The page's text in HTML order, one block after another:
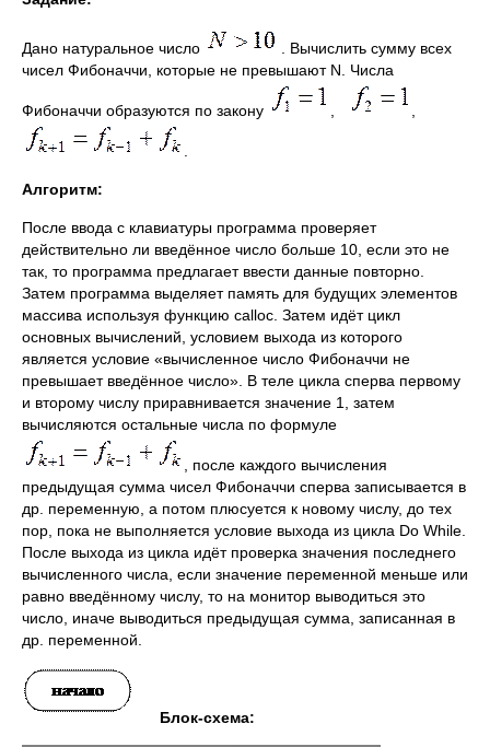
Дано натуральное число
. Вычислить сумму всех
чисел Фибоначчи, которые не превышают N. Числа
Фибоначчи образуются по закону
Алгоритм:
После ввода с клавиатуры программа проверяет
действительно ли введённое число больше 10, если это не
так, то программа предлагает ввести данные повторно.
Затем программа выделяет память для будущих элементов
массива используя функцию calloc. Затем идёт цикл
основных вычислений, условием выхода из которого
является условие «вычисленное число Фибоначчи не
превышает введённое число». В теле цикла сперва первому
и второму числу приравнивается значение 1, затем
вычисляются остальные числа по формуле
, после каждого вычисления
предыдущая сумма чисел Фибоначчи сперва записывается в
др. переменную, а потом плюсуется к новому числу, до тех
пор, пока не выполняется условие выхода из цикла Do While.
После выхода из цикла идёт проверка значения последнего
вычисленного числа, если значение переменной меньше или
равно введённому числу, то на монитор выводиться это
число, иначе выводиться предыдущая сумма, записанная в
др. переменной.
Блок-схема: